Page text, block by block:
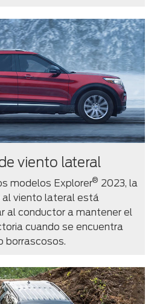
viento lateral
modelos Explorer® 2023, la
viento lateral está
al conductor a mantener el
cuando se encuentra
borrascosos.